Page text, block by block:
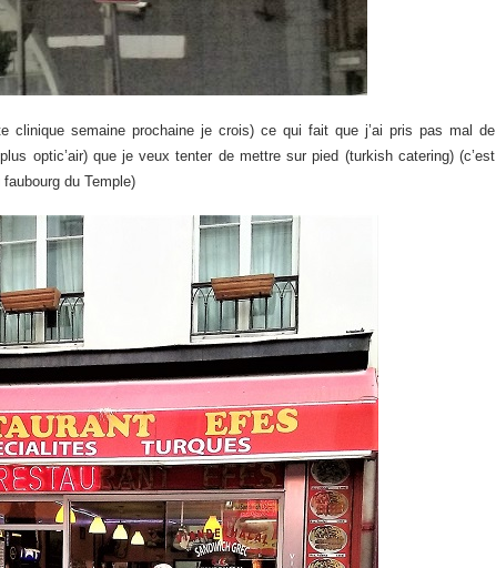
clinique semaine prochaine je crois) ce qui fait que j’ai pris pas mal de
optic’air) que je veux tenter de mettre sur pied (turkish catering) (c’est
du Temple)